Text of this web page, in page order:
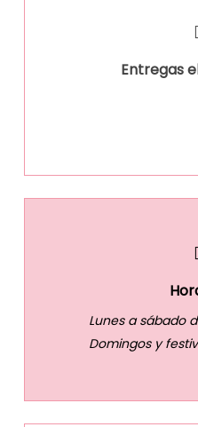
Entregas
Lunes a sábado
Domingos y